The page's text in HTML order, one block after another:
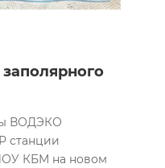
ВОДЭКО
станции
КБМ на новом